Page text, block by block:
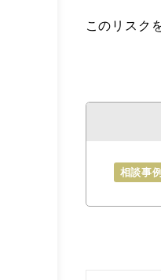
このリスク
相談事例